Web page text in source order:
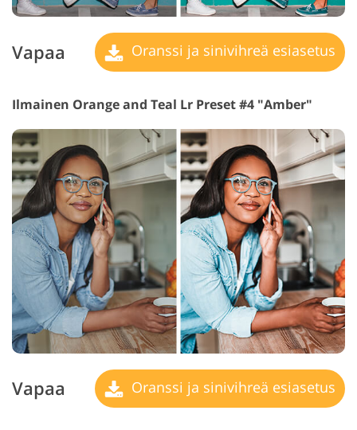
Vapaa Oranssi ja sinivihreä esiasetus
Ilmainen Orange and Teal Lr Preset #4 "Amber"
Vapaa Oranssi ja sinivihreä esiasetus